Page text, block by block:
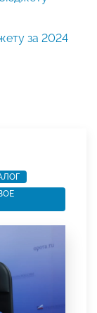
за 2024